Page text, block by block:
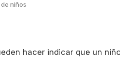
niños
hacer indicar que un